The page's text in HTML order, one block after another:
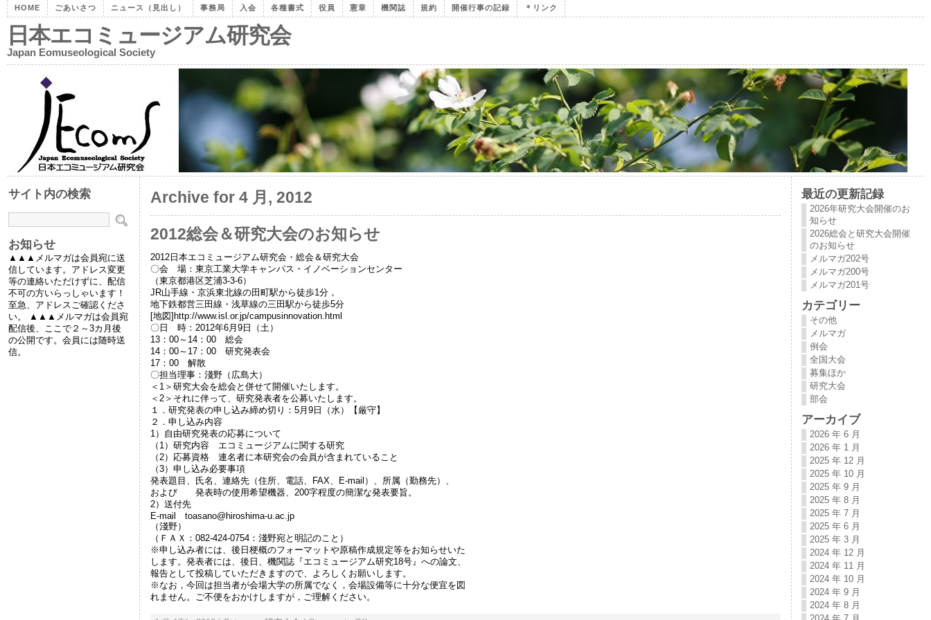
HOME ごあいさつ ニュース（見出し） 事務局 入会 各種書式 役員 憲章 機関誌 規約 開催行事の記録 ＊リンク
日本エコミュージアム研究会
Japan Eomuseological Society
Archive for 4 月, 2012
2012総会＆研究大会のお知らせ
2012日本エコミュージアム研究会・総会＆研究大会
〇会 場：東京工業大学キャンパス・イノベーションセンター
（東京都港区芝浦3-3-6）
JR山手線・京浜東北線の田町駅から徒歩1分，
地下鉄都営三田線・浅草線の三田駅から徒歩5分
[地図]http://www.isl.or.jp/campusinnovation.html
〇日 時：2012年6月9日（土）
13：00～14：00 総会
14：00～17：00 研究発表会
17：00 解散
〇担当理事：淺野（広島大）
＜1＞研究大会を総会と併せて開催いたします。
＜2＞それに伴って、研究発表者を公募いたします。
１．研究発表の申し込み締め切り：5月9日（水）【厳守】
２．申し込み内容
1）自由研究発表の応募について
（1）研究内容 エコミュージアムに関する研究
（2）応募資格 連名者に本研究会の会員が含まれていること
（3）申し込み必要事項
発表題目、氏名、連絡先（住所、電話、FAX、E-mail）、所属（勤務先）、
および 発表時の使用希望機器、200字程度の簡潔な発表要旨。
2）送付先
E-mail toasano@hiroshima-u.ac.jp
（淺野）
（ＦＡＸ：082-424-0754：淺野宛と明記のこと）
※申し込み者には、後日梗概のフォーマットや原稿作成規定等をお知らせいた
します。発表者には、後日、機関誌『エコミュージアム研究18号』への論文、
報告として投稿していただきますので、よろしくお願いします。
※なお，今回は担当者が会場大学の所属でなく，会場設備等に十分な便宜を図
れません。ご不便をおかけしますが，ご理解ください。
サイト内の検索
お知らせ
▲▲▲メルマガは会員宛に送
信しています。アドレス変更
等の連絡いただけずに、配信
不可の方いらっしゃいます！
至急、アドレスご確認くださ
い。 ▲▲▲メルマガは会員宛
配信後、ここで２～3カ月後
の公開です。会員には随時送
信。
最近の更新記録
2026年研究大会開催のお
知らせ
2026総会と研究大会開催
のお知らせ
メルマガ202号
メルマガ200号
メルマガ201号
カテゴリー
その他
メルマガ
例会
全国大会
募集ほか
研究大会
部会
アーカイブ
2026 年 6 月
2026 年 1 月
2025 年 12 月
2025 年 10 月
2025 年 9 月
2025 年 8 月
2025 年 7 月
2025 年 6 月
2025 年 3 月
2024 年 12 月
2024 年 11 月
2024 年 10 月
2024 年 9 月
2024 年 8 月